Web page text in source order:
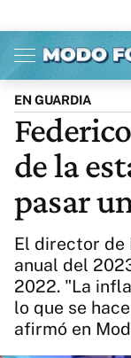
Inicio
Política
Ciencia
Cultura
Internacional
CARAS
Videos
Business
Exitoina
Diario del Juicio
Actualidad
EN GUARDIA
de la
pasar
El director de
anual del
2022. "La
lo que se
afirmó en